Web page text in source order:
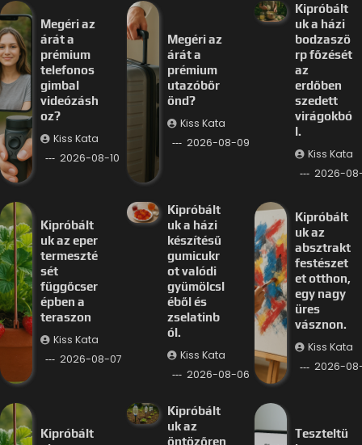
Megéri az
árát a
prémium
telefonos
gimbal
videózásh
oz?
Kiss Kata
2026-08-10
Megéri az
árát a
prémium
utazóbőr
önd?
Kiss Kata
2026-08-09
Kipróbált
uk a házi
bodzaszö
rp főzését
az
erdőben
szedett
virágokbó
l.
Kiss Kata
2026-
Kipróbált
uk az eper
termeszté
sét
függőcser
épben a
teraszon
Kiss Kata
2026-08-07
Kipróbált
uk a házi
készítésű
gumicukr
ot valódi
gyümölcsl
éből és
zselatinb
ól.
Kiss Kata
2026-08-06
Kipróbált
uk az
absztrakt
festészet
et otthon,
egy nagy
üres
vásznon.
Kiss Kata
2026-
Kipróbált
Kipróbált
uk az
öntözőren
Teszteltü